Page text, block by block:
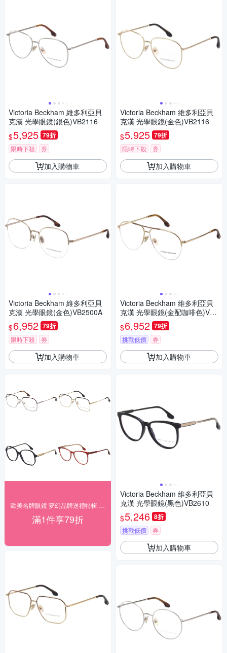
Victoria Beckham 維多利亞貝
克漢 光學眼鏡(銀色)VB2116
$5,925 79折
限時下殺 券
加入購物車
Victoria Beckham 維多利亞貝
克漢 光學眼鏡(金色)VB2500A
$6,952 79折
限時下殺 券
加入購物車
滿1件享79折
Victoria Beckham 維多利亞貝
克漢 光學眼鏡(金色)VB2116
$5,925 79折
限時下殺 券
加入購物車
Victoria Beckham 維多利亞貝
克漢 光學眼鏡(金配咖啡色)VB2
114
$6,952 79折
挑戰低價 券
加入購物車
Victoria Beckham 維多利亞貝
克漢 光學眼鏡(黑色)VB2610
$5,246 8折
挑戰低價 券
加入購物車